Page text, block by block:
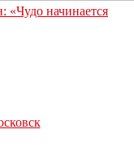
«Чудо начинается